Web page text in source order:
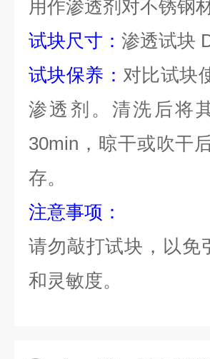
用作渗透剂对不锈钢
试块尺寸： 渗透试块
试块保养： 对比试块
渗透剂。清洗后将
30min ，晾干或吹干
存。
注意事项：
请勿敲打试块，以免
和灵敏度。